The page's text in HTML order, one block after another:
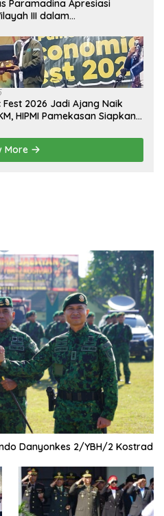
Paramadina Apresiasi
III dalam
Fest 2026 Jadi Ajang Naik
HIPMI Pamekasan Siapkan
Usaha
More
Danyonkes 2/YBH/2 Kostrad